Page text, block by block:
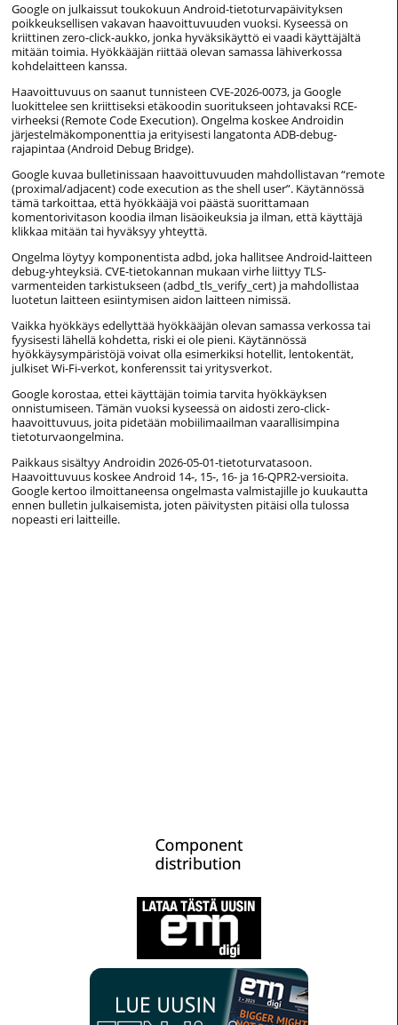
Google on julkaissut toukokuun Android-tietoturvapäivityksen
poikkeuksellisen vakavan haavoittuvuuden vuoksi. Kyseessä on
kriittinen zero-click-aukko, jonka hyväksikäyttö ei vaadi käyttäjältä
mitään toimia. Hyökkääjän riittää olevan samassa lähiverkossa
kohdelaitteen kanssa.
Haavoittuvuus on saanut tunnisteen CVE-2026-0073, ja Google
luokittelee sen kriittiseksi etäkoodin suoritukseen johtavaksi RCE-
virheeksi (Remote Code Execution). Ongelma koskee Androidin
järjestelmäkomponenttia ja erityisesti langatonta ADB-debug-
rajapintaa (Android Debug Bridge).
Google kuvaa bulletinissaan haavoittuvuuden mahdollistavan “remote
(proximal/adjacent) code execution as the shell user”. Käytännössä
tämä tarkoittaa, että hyökkääjä voi päästä suorittamaan
komentorivitason koodia ilman lisäoikeuksia ja ilman, että käyttäjä
klikkaa mitään tai hyväksyy yhteyttä.
Ongelma löytyy komponentista adbd, joka hallitsee Android-laitteen
debug-yhteyksiä. CVE-tietokannan mukaan virhe liittyy TLS-
varmenteiden tarkistukseen (adbd_tls_verify_cert) ja mahdollistaa
luotetun laitteen esiintymisen aidon laitteen nimissä.
Vaikka hyökkäys edellyttää hyökkääjän olevan samassa verkossa tai
fyysisesti lähellä kohdetta, riski ei ole pieni. Käytännössä
hyökkäysympäristöjä voivat olla esimerkiksi hotellit, lentokentät,
julkiset Wi-Fi-verkot, konferenssit tai yritysverkot.
Google korostaa, ettei käyttäjän toimia tarvita hyökkäyksen
onnistumiseen. Tämän vuoksi kyseessä on aidosti zero-click-
haavoittuvuus, joita pidetään mobiilimaailman vaarallisimpina
tietoturvaongelmina.
Paikkaus sisältyy Androidin 2026-05-01-tietoturvatasoon.
Haavoittuvuus koskee Android 14-, 15-, 16- ja 16-QPR2-versioita.
Google kertoo ilmoittaneensa ongelmasta valmistajille jo kuukautta
ennen bulletin julkaisemista, joten päivitysten pitäisi olla tulossa
nopeasti eri laitteille.